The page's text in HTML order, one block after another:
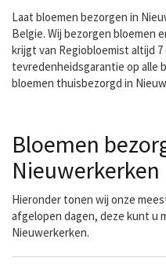
Laat bloemen bezorgen in
Belgie. Wij bezorgen bloemen
krijgt van Regiobloemist altijd
tevredenheidsgarantie op alle
bloemen thuisbezorgd in
Bloemen
Nieuwerkerken
Hieronder tonen wij onze
afgelopen dagen, deze kunt u
Nieuwerkerken.